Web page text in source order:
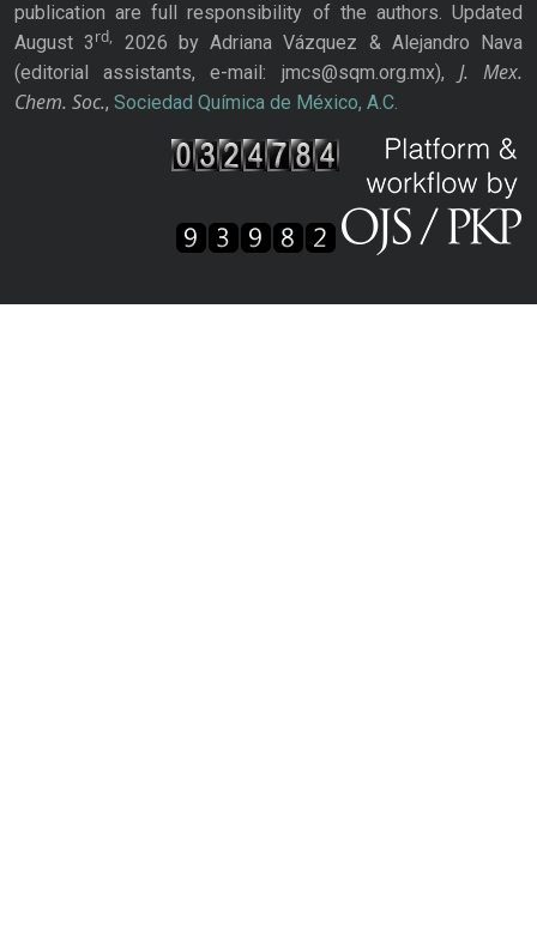
publication are full responsibility of the authors. Updated
August 3rd,
2026 by Adriana Vázquez & Alejandro Nava
(editorial assistants, e-mail: jmcs@sqm.org.mx), J. Mex.
Chem. Soc., Sociedad Química de México, A.C.